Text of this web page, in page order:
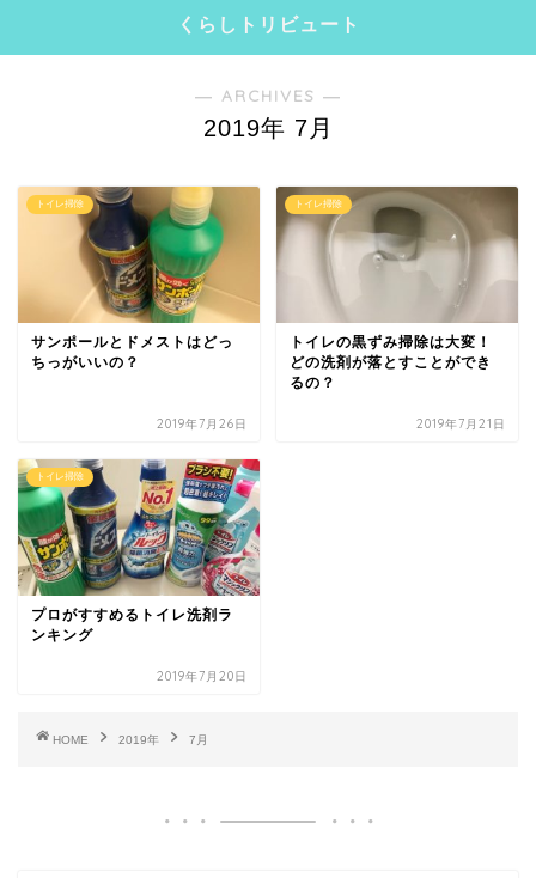
くらしトリビュート
― ARCHIVES ―
2019年 7月
トイレ掃除
サンポールとドメストはどっ
ちっがいいの？
2019年7月26日
トイレ掃除
トイレの黒ずみ掃除は大変！
どの洗剤が落とすことができ
るの？
2019年7月21日
トイレ掃除
プロがすすめるトイレ洗剤ラ
ンキング
2019年7月20日
HOME 2019年 7月